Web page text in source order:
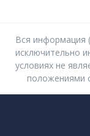
Вся информация
исключительно
условиях не
положениями